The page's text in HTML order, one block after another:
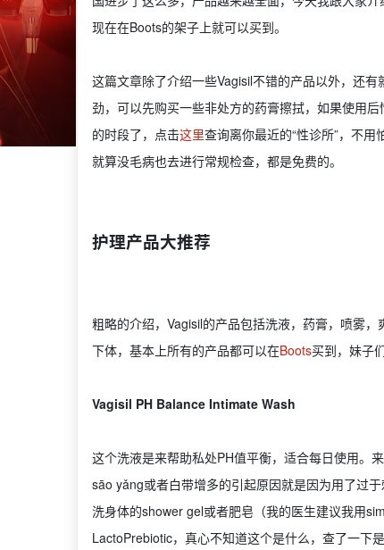
现在在Boots的架子上就可以买到。
这篇文章除了介绍一些Vagisil不错的产品以外，还
劲，可以先购买一些非处方的药膏擦拭，如果使用
的时段了，点击这里查询离你最近的“性诊所”，不用
就算没毛病也去进行常规检查，都是免费的。
护理产品大推荐
粗略的介绍，Vagisil的产品包括洗液，药膏，喷雾
下体，基本上所有的产品都可以在Boots买到，妹子
Vagisil PH Balance Intimate Wash
这个洗液是来帮助私处PH值平衡，适合每日使用。
sāo yǎng或者白带增多的引起原因就是因为用了过
洗身体的shower gel或者肥皂（我的医生建议我用
LactoPrebiotic，真心不知道这个是什么，查了一下